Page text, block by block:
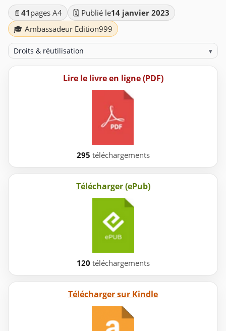
📄 41pages A4 🗓️ Publié le14 janvier 2023
🎓 Ambassadeur Edition999
Droits & réutilisation ▾
Lire le livre en ligne (PDF)
295 téléchargements
Télécharger (ePub)
120 téléchargements
Télécharger sur Kindle